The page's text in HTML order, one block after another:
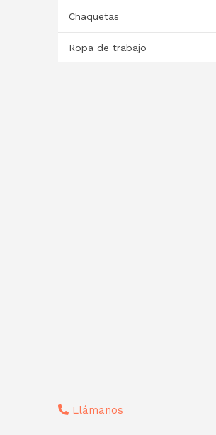
Chaquetas
Ropa de trabajo
Llámanos